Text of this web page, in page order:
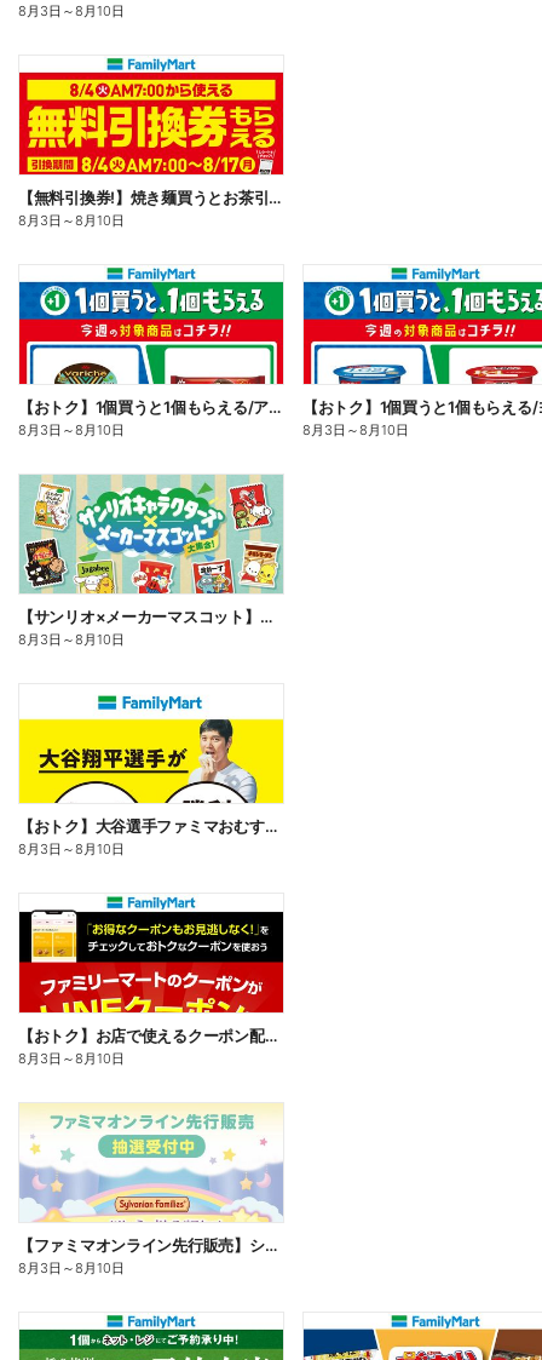
8月3日 ～8月10日
【無料引換券!】焼き麺買うとお茶引換券貰える!
8月3日 ～8月10日
【おトク】1個買うと1個もらえる/アイス
8月3日 ～8月10日 8月3日 ～8月10日
【サンリオ×メーカーマスコット】オリジナルグッズ貰える!
8月3日 ～8月10日
【おトク】大谷選手ファミマおむすび割
8月3日 ～8月10日
【おトク】お店で使えるクーポン配信中
8月3日 ～8月10日
【ファミマオンライン先行販売】シルバニアファミリー
8月3日 ～8月10日